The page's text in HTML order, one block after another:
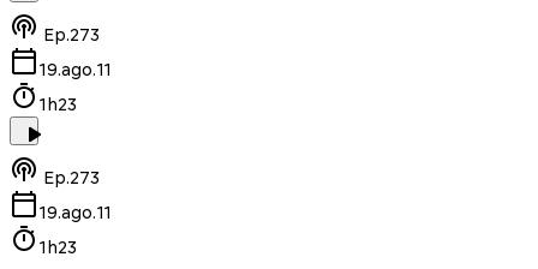
Ep.273
19.ago.11
1h23
Ep.273
19.ago.11
1h23